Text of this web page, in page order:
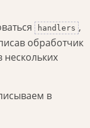
handlers ,
обработчик
нескольких
в